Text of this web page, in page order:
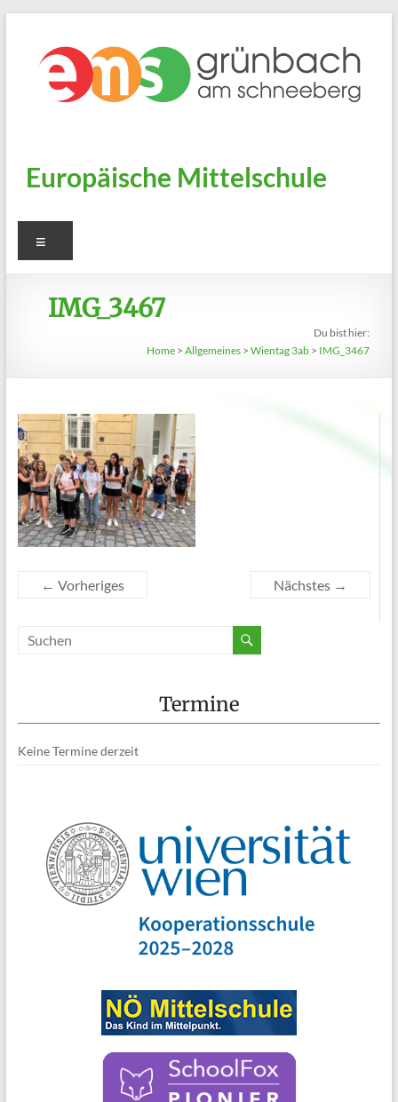
springen
Europäische Mittelschule
IMG_3467
Du bist hier:
Home >Allgemeines >Wientag 3ab > IMG_3467
← Vorheriges Nächstes →
Termine
Keine Termine derzeit